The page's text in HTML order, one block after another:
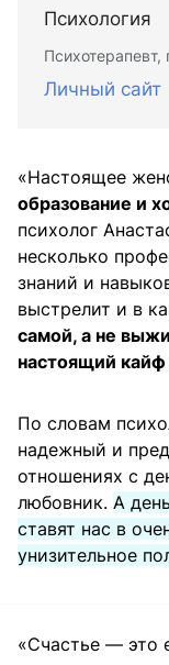
Психология
Психотерапевт,
Личный сайт
«Настоящее
образование и
психолог
несколько
знаний и
выстрелит и в
самой, а не
настоящий кайф
По словам
надежный и
отношениях с
любовник. А
ставят нас в
унизительное
«Счастье — это